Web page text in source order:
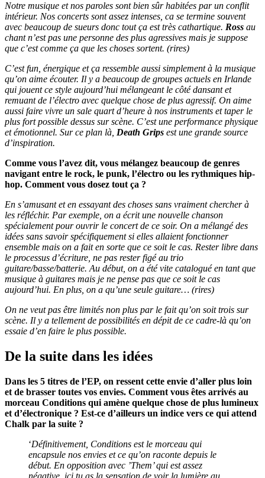
Notre musique et nos paroles sont bien sûr habitées par un conflit
intérieur. Nos concerts sont assez intenses, ca se termine souvent
avec beaucoup de sueurs donc tout ça est très cathartique. Ross au
chant n’est pas une personne des plus agressives mais je suppose
que c’est comme ça que les choses sortent. (rires)
C’est fun, énergique et ça ressemble aussi simplement à la musique
qu’on aime écouter. Il y a beaucoup de groupes actuels en Irlande
qui jouent ce style aujourd’hui mélangeant le côté dansant et
remuant de l’électro avec quelque chose de plus agressif. On aime
aussi faire vivre un sale quart d’heure à nos instruments et taper le
plus fort possible dessus sur scène. C’est une performance physique
et émotionnel. Sur ce plan là, Death Grips est une grande source
d’inspiration.
Comme vous l’avez dit, vous mélangez beaucoup de genres
navigant entre le rock, le punk, l’électro ou les rythmiques hip-
hop. Comment vous dosez tout ça ?
En s’amusant et en essayant des choses sans vraiment chercher à
les réfléchir. Par exemple, on a écrit une nouvelle chanson
spécialement pour ouvrir le concert de ce soir. On a mélangé des
idées sans savoir spécifiquement si elles allaient fonctionner
ensemble mais on a fait en sorte que ce soit le cas. Rester libre dans
le processus d’écriture, ne pas rester figé au trio
guitare/basse/batterie. Au début, on a été vite catalogué en tant que
musique à guitares mais je ne pense pas que ce soit le cas
aujourd’hui. En plus, on a qu’une seule guitare… (rires)
On ne veut pas être limités non plus par le fait qu’on soit trois sur
scène. Il y a tellement de possibilités en dépit de ce cadre-là qu’on
essaie d’en faire le plus possible.
De la suite dans les idées
Dans les 5 titres de l’EP, on ressent cette envie d’aller plus loin
et de brasser toutes vos envies. Comment vous êtes arrivés au
morceau Conditions qui amène quelque chose de plus lumineux
et d’électronique ? Est-ce d’ailleurs un indice vers ce qui attend
Chalk par la suite ?
‘Définitivement, Conditions est le morceau qui
encapsule nos envies et ce qu’on raconte depuis le
début. En opposition avec ’Them’ qui est assez
négative, ici tu as la sensation de voir la lumière au